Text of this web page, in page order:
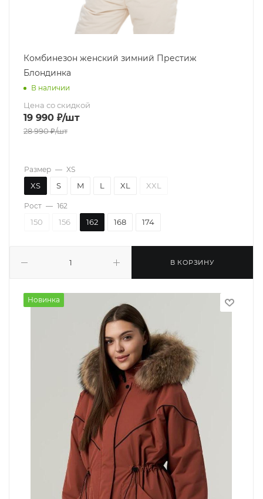
Комбинезон женский зимний Престиж
Блондинка
В наличии
Цена со скидкой
19 990 ₽/шт
28 990₽/шт
В КОРЗИНУ
Размер — XS
XS S M L XL XXL
Рост — 162
150 156 162 168 174
Новинка